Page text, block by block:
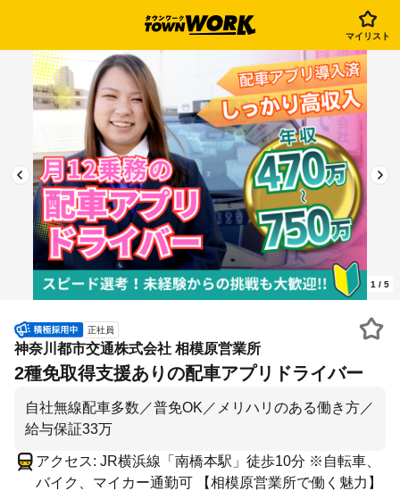
マイリスト
1 / 5
正社員
神奈川都市交通株式会社 相模原営業所
2種免取得支援ありの配車アプリドライバー
自社無線配車多数／普免OK／メリハリのある働き方／
給与保証33万
アクセス: JR横浜線「南橋本駅」徒歩10分 ※自転車、
バイク、マイカー通勤可 【相模原営業所で働く魅力】